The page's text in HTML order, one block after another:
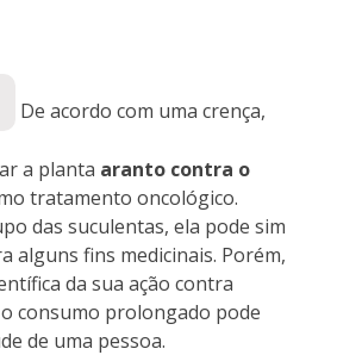
De acordo com uma crença,
a planta aranto contra o
tratamento oncológico.
das suculentas, ela pode sim
alguns fins medicinais. Porém,
da sua ação contra
consumo prolongado pode
de uma pessoa.